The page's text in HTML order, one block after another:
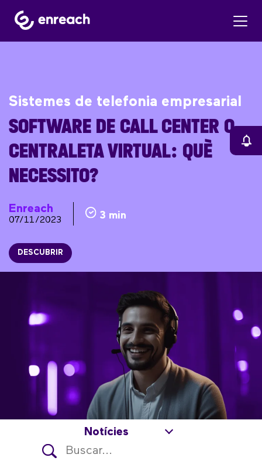
Sistemes de telefonia empresarial
SOFTWARE DE CALL CENTER O
CENTRALETA VIRTUAL: QUÈ
NECESSITO?
Enreach
07/11/2023 3 min
DESCUBRIR
Notícies